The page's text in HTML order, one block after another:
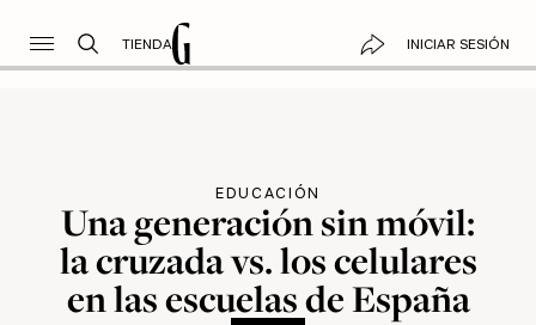
TIENDA INICIAR SESIÓN
EDUCACIÓN
Una generación sin móvil:
la cruzada vs. los celulares
en las escuelas de España